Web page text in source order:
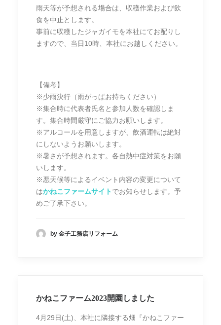
雨天等が予想される場合は、収穫作業および飲
食を中止とします。
事前に収穫したジャガイモを本社にてお配りし
ますので、当日10時、本社にお越しください。
【備考】
※少雨決行（雨がっぱお持ちください）
※集合時に代表者氏名と参加人数を確認しま
す。集合時間厳守にご協力お願いします。
※アルコールを用意しますが、飲酒運転は絶対
にしないようお願いします。
※暑さが予想されます。各自熱中症対策をお願
いします。
※悪天候等によるイベント内容の変更について
はかねこファームサイトでお知らせします。予
めご了承下さい。
by 金子工務店リフォーム
かねこファーム2023開園しました
4月29日(土)、本社に隣接する畑『かねこファー